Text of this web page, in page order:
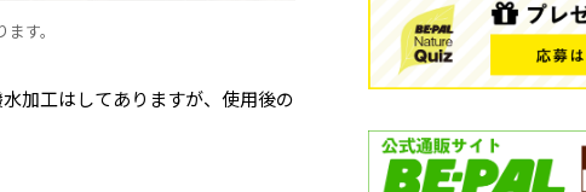
す。
加工はしてありますが、使用後の